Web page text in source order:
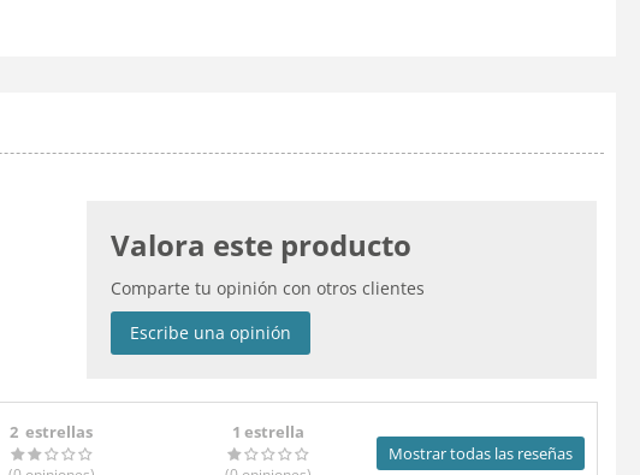
Valora este producto
Comparte tu opinión con otros clientes
Escribe una opinión
2 estrellas 1 estrella
Mostrar todas las reseñas